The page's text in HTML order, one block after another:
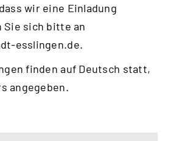
wir eine Einladung
Sie sich bitte an
esslingen.de.
finden auf Deutsch statt,
angegeben.